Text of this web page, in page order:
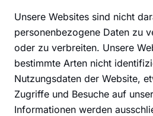
Unsere Websites sind nicht
personenbezogene Daten zu
oder zu verbreiten. Unsere
bestimmte Arten nicht
Nutzungsdaten der Website,
Zugriffe und Besuche auf
Informationen werden